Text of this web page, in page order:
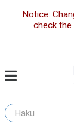
Notice:
check